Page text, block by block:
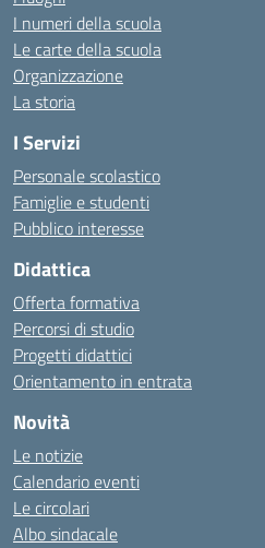
I numeri della scuola
Le carte della scuola
Organizzazione
La storia
I Servizi
Personale scolastico
Famiglie e studenti
Pubblico interesse
Didattica
Offerta formativa
Percorsi di studio
Progetti didattici
Orientamento in entrata
Novità
Le notizie
Calendario eventi
Le circolari
Albo sindacale